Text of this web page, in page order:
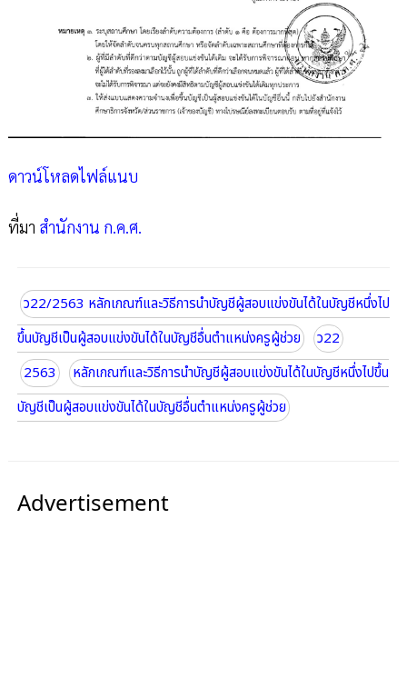
ดาวน์โหลดไฟล์แนบ
ที่มา สำนักงาน ก.ค.ศ.
ว22/2563 หลักเกณฑ์และวิธีการนำบัญชีผู้สอบแข่งขันได้ในบัญชีหนึ่งไป
ขึ้นบัญชีเป็นผู้สอบแข่งขันได้ในบัญชีอื่นตำแหน่งครูผู้ช่วย
ว22
2563
หลักเกณฑ์และวิธีการนำบัญชีผู้สอบแข่งขันได้ในบัญชีหนึ่งไปขึ้น
บัญชีเป็นผู้สอบแข่งขันได้ในบัญชีอื่นตำแหน่งครูผู้ช่วย
Advertisement